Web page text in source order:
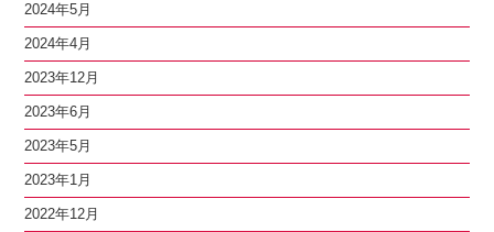
2024年5月
2024年4月
2023年12月
2023年6月
2023年5月
2023年1月
2022年12月